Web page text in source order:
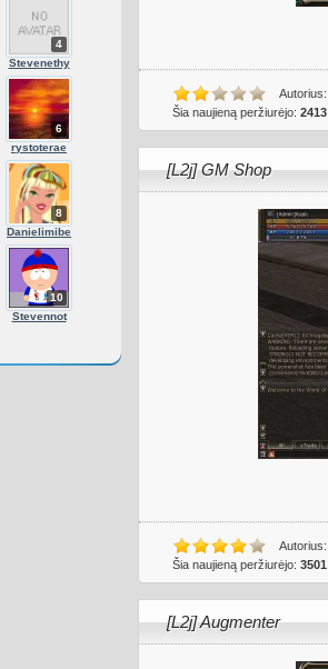
4
Stevenethy
6
rystoterae
8
Danielimibe
10
Stevennot
Autorius:
Šia naujieną peržiurėjo: 2413
[L2j] GM Shop
Autorius:
Šia naujieną peržiurėjo: 3501
[L2j] Augmenter